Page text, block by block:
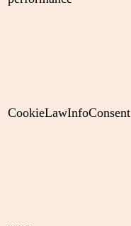
CookieLawInfoConsent